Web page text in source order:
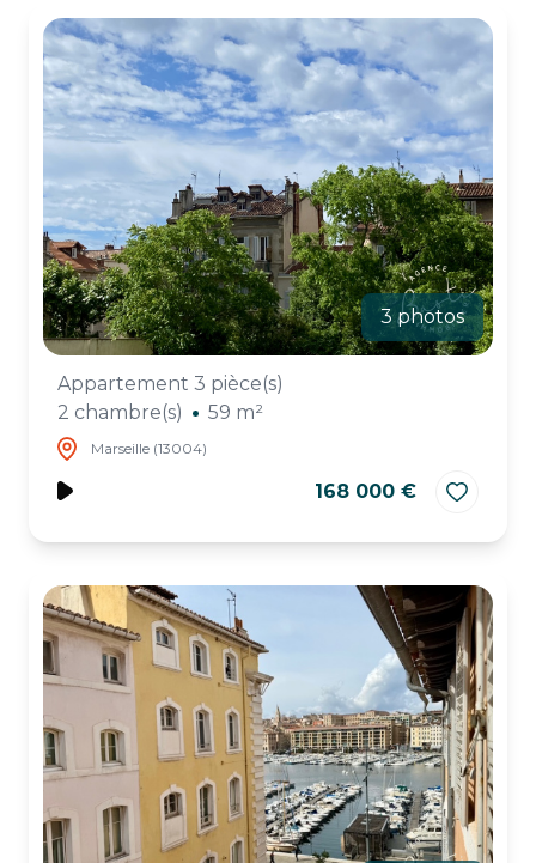
3 photos
Appartement 3 pièce(s)
2 chambre(s)
59 m²
Marseille (13004)
168 000 €